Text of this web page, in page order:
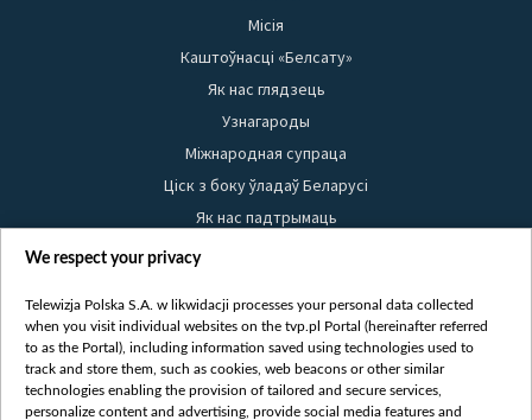
Місія
Каштоўнасці «Белсату»
Як нас глядзець
Узнагароды
Міжнародная супраца
Ціск з боку ўладаў Беларусі
Як нас падтрымаць
Правілы выкарыстання матэрыялаў
Бяспека
Youtube
Белсат news
We respect your privacy
Telewizja Polska S.A. w likwidacji processes your personal data collected
when you visit individual websites on the tvp.pl Portal (hereinafter referred
to as the Portal), including information saved using technologies used to
track and store them, such as cookies, web beacons or other similar
technologies enabling the provision of tailored and secure services,
personalize content and advertising, provide social media features and